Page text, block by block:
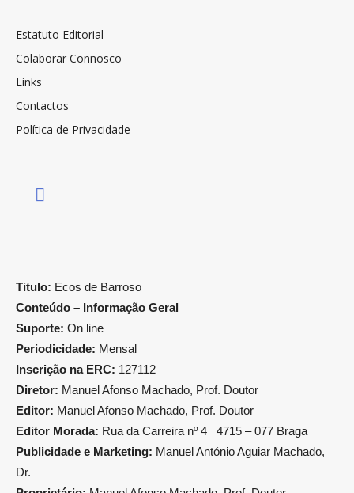
Estatuto Editorial
Colaborar Connosco
Links
Contactos
Política de Privacidade
Titulo: Ecos de Barroso
Conteúdo – Informação Geral
Suporte: On line
Periodicidade: Mensal
Inscrição na ERC: 127112
Diretor: Manuel Afonso Machado, Prof. Doutor
Editor: Manuel Afonso Machado, Prof. Doutor
Editor Morada: Rua da Carreira nº 4 4715 – 077 Braga
Publicidade e Marketing: Manuel António Aguiar Machado,
Dr.